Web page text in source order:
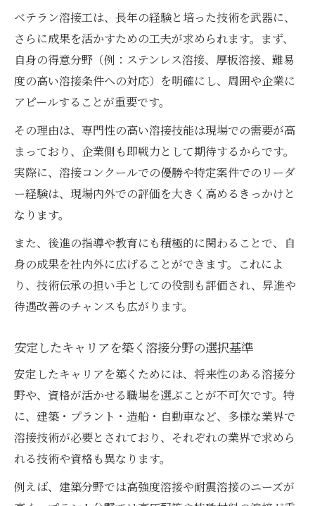
ベテラン溶接工は、長年の経験と培った技術を武器に、
さらに成果を活かすための工夫が求められます。まず、
自身の得意分野（例：ステンレス溶接、厚板溶接、難易
度の高い溶接条件への対応）を明確にし、周囲や企業に
アピールすることが重要です。
その理由は、専門性の高い溶接技能は現場での需要が高
まっており、企業側も即戦力として期待するからです。
実際に、溶接コンクールでの優勝や特定案件でのリーダ
ー経験は、現場内外での評価を大きく高めるきっかけと
なります。
また、後進の指導や教育にも積極的に関わることで、自
身の成果を社内外に広げることができます。これによ
り、技術伝承の担い手としての役割も評価され、昇進や
待遇改善のチャンスも広がります。
安定したキャリアを築く溶接分野の選択基準
安定したキャリアを築くためには、将来性のある溶接分
野や、資格が活かせる職場を選ぶことが不可欠です。特
に、建築・プラント・造船・自動車など、多様な業界で
溶接技術が必要とされており、それぞれの業界で求めら
れる技術や資格も異なります。
例えば、建築分野では高強度溶接や耐震溶接のニーズが